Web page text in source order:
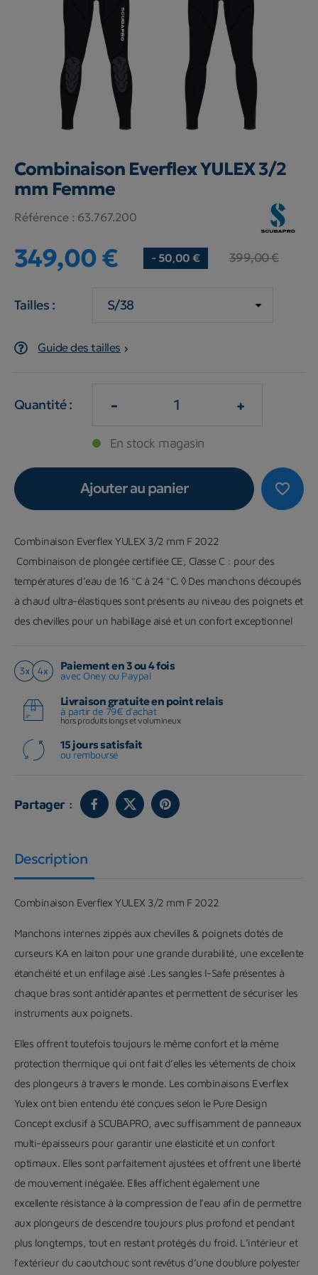
Combinaison Everflex YULEX 3/2
mm Femme
Référence : 63.767.200
349,00 € - 50,00 € 399,00 €
Tailles :
Guide des tailles
Quantité : - +
En stock magasin
favorite_border
Ajouter au panier
Combinaison Everflex YULEX 3/2 mm F 2022
Combinaison de plongée certifiée CE, Classe C : pour des
températures d’eau de 16 °C à 24 °C. ◊ Des manchons découpés
à chaud ultra-élastiques sont présents au niveau des poignets et
des chevilles pour un habillage aisé et un confort exceptionnel
Paiement en 3 ou 4 fois
avec Oney ou Paypal
Livraison gratuite en point relais
à partir de 79€ d'achat
hors produits longs et volumineux
15 jours satisfait
ou remboursé
Partager :
Description
Combinaison Everflex YULEX 3/2 mm F 2022
Manchons internes zippés aux chevilles & poignets dotés de
curseurs KA en laiton pour une grande durabilité, une excellente
étanchéité et un enfilage aisé .Les sangles I-Safe présentes à
chaque bras sont antidérapantes et permettent de sécuriser les
instruments aux poignets.
Elles offrent toutefois toujours le même confort et la même
protection thermique qui ont fait d’elles les vêtements de choix
des plongeurs à travers le monde. Les combinaisons Everflex
Yulex ont bien entendu été conçues selon le Pure Design
Concept exclusif à SCUBAPRO, avec suffisamment de panneaux
multi-épaisseurs pour garantir une élasticité et un confort
optimaux. Elles sont parfaitement ajustées et offrent une liberté
de mouvement inégalée. Elles affichent également une
excellente résistance à la compression de l’eau afin de permettre
aux plongeurs de descendre toujours plus profond et pendant
plus longtemps, tout en restant protégés du froid. L’intérieur et
l’extérieur du caoutchouc sont revêtus d’une doublure polyester